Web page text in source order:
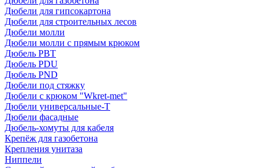
Дюбели для гипсокартона
Дюбели для строительных лесов
Дюбели молли
Дюбели молли с прямым крюком
Дюбель PBT
Дюбель PDU
Дюбель PND
Дюбели под стяжку
Дюбели с крюком "Wkret-met"
Дюбели универсальные-Т
Дюбели фасадные
Дюбель-хомуты для кабеля
Крепёж для газобетона
Крепления унитаза
Ниппели